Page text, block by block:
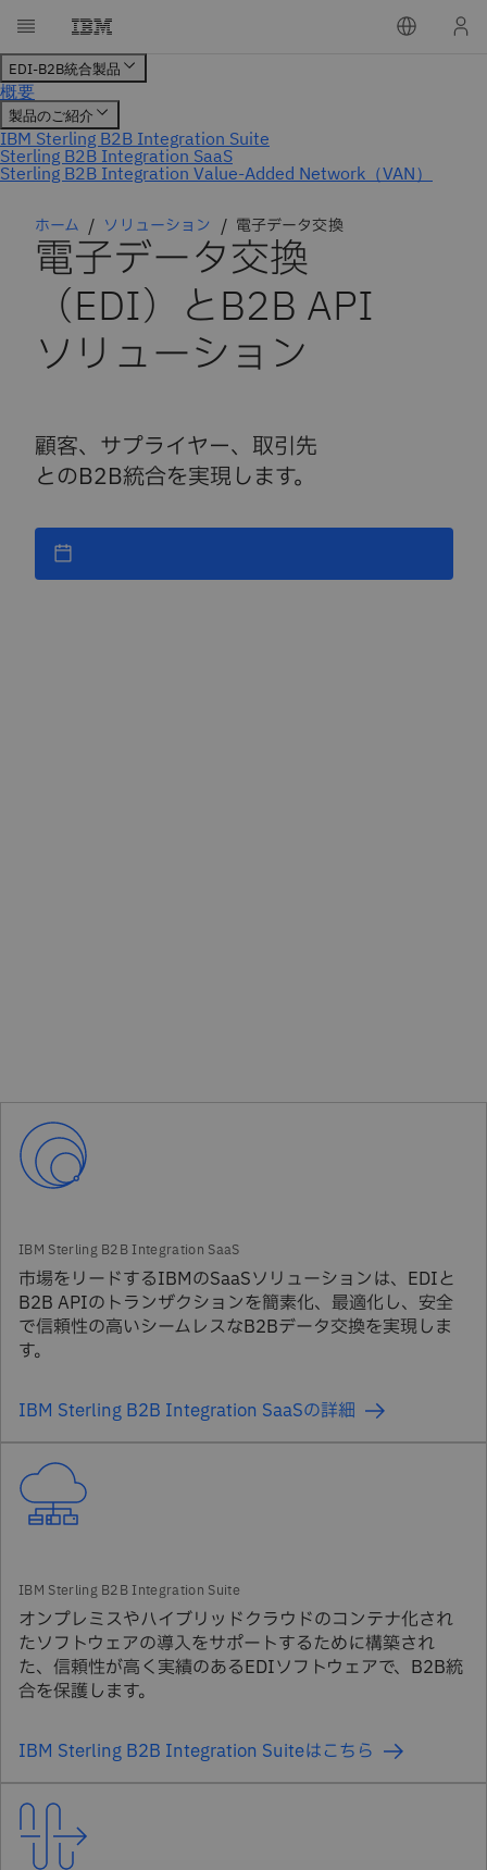
ホーム ソリューション 電子データ交換
電子データ交換
（EDI）とB2B API
ソリューション
顧客、サプライヤー、取引先
とのB2B統合を実現します。
市場をリードするIBMのSaaSソリューションは、EDIと
B2B APIのトランザクションを簡素化、最適化し、安全
で信頼性の高いシームレスなB2Bデータ交換を実現しま
す。
IBM Sterling B2B Integration SaaSの詳細
オンプレミスやハイブリッドクラウドのコンテナ化され
たソフトウェアの導入をサポートするために構築され
た、信頼性が高く実績のあるEDIソフトウェアで、B2B統
合を保護します。
IBM Sterling B2B Integration Suiteはこちら